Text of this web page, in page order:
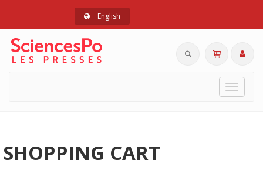
English
Toggle
SHOPPING CART